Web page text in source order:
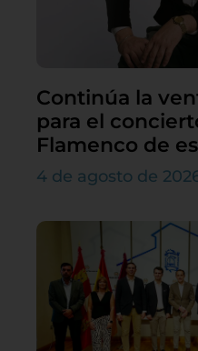
Continúa la
para el
Flamenco de
4 de agosto de